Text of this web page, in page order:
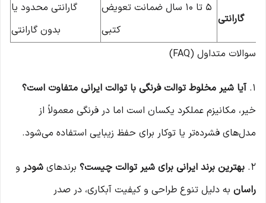
گارانتی
۵ تا ۱۰ سال ضمانت تعویض
کتبی
گارانتی محدود یا
بدون گارانتی
سوالات متداول (FAQ)
۱. آیا شیر مخلوط توالت فرنگی با توالت ایرانی متفاوت است؟
خیر، مکانیزم عملکرد یکسان است اما در فرنگی معمولاً از
مدل‌های فشرده‌تر یا توکار برای حفظ زیبایی استفاده می‌شود.
۲. بهترین برند ایرانی برای شیر توالت چیست؟ برندهای شودر و
راسان به دلیل تنوع طراحی و کیفیت آبکاری، در صدر